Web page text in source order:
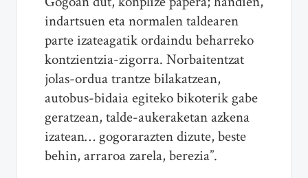
indartsuen eta normalen taldearen
parte izateagatik ordaindu beharreko
kontzientzia-zigorra. Norbaitentzat
jolas-ordua trantze bilakatzean,
autobus-bidaia egiteko bikoterik gabe
geratzean, talde-aukeraketan azkena
izatean… gogorarazten dizute, beste
behin, arraroa zarela, berezia”.